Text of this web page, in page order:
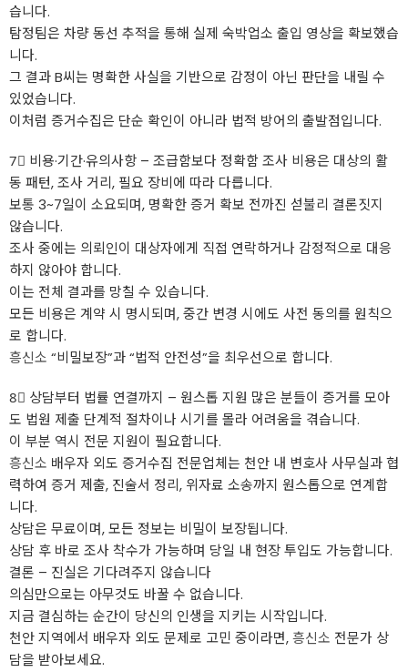
습니다.
탐정팀은 차량 동선 추적을 통해 실제 숙박업소 출입 영상을 확보했습
니다.
그 결과 B씨는 명확한 사실을 기반으로 감정이 아닌 판단을 내릴 수
있었습니다.
이처럼 증거수집은 단순 확인이 아니라 법적 방어의 출발점입니다.
7⃣ 비용·기간·유의사항 – 조급함보다 정확함 조사 비용은 대상의 활
동 패턴, 조사 거리, 필요 장비에 따라 다릅니다.
보통 3~7일이 소요되며, 명확한 증거 확보 전까진 섣불리 결론짓지
않습니다.
조사 중에는 의뢰인이 대상자에게 직접 연락하거나 감정적으로 대응
하지 않아야 합니다.
이는 전체 결과를 망칠 수 있습니다.
모든 비용은 계약 시 명시되며, 중간 변경 시에도 사전 동의를 원칙으
로 합니다.
흥신소 “비밀보장”과 “법적 안전성”을 최우선으로 합니다.
8⃣ 상담부터 법률 연결까지 – 원스톱 지원 많은 분들이 증거를 모아
도 법원 제출 단계적 절차이나 시기를 몰라 어려움을 겪습니다.
이 부분 역시 전문 지원이 필요합니다.
흥신소 배우자 외도 증거수집 전문업체는 천안 내 변호사 사무실과 협
력하여 증거 제출, 진술서 정리, 위자료 소송까지 원스톱으로 연계합
니다.
상담은 무료이며, 모든 정보는 비밀이 보장됩니다.
상담 후 바로 조사 착수가 가능하며 당일 내 현장 투입도 가능합니다.
결론 – 진실은 기다려주지 않습니다
의심만으로는 아무것도 바꿀 수 없습니다.
지금 결심하는 순간이 당신의 인생을 지키는 시작입니다.
천안 지역에서 배우자 외도 문제로 고민 중이라면,흥신소 전문가 상
담을 받아보세요.